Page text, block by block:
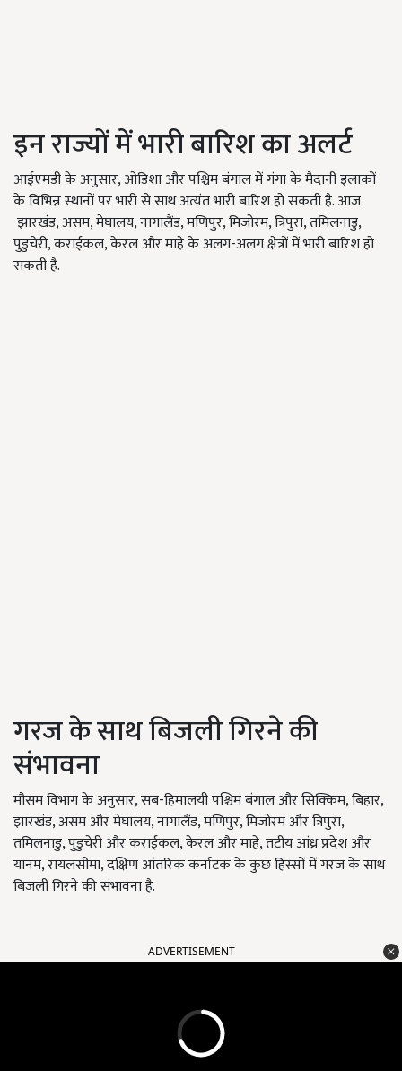
इन राज्यों में भारी बारिश का अलर्ट
आईएमडी के अनुसार, ओडिशा और पश्चिम बंगाल में गंगा के मैदानी इलाकों
के विभिन्न स्थानों पर भारी से साथ अत्यंत भारी बारिश हो सकती है. आज
झारखंड, असम, मेघालय, नागालैंड, मणिपुर, मिजोरम, त्रिपुरा, तमिलनाडु,
पुडुचेरी, कराईकल, केरल और माहे के अलग-अलग क्षेत्रों में भारी बारिश हो
सकती है.
गरज के साथ बिजली गिरने की
संभावना
मौसम विभाग के अनुसार, सब-हिमालयी पश्चिम बंगाल और सिक्किम, बिहार,
झारखंड, असम और मेघालय, नागालैंड, मणिपुर, मिजोरम और त्रिपुरा,
तमिलनाडु, पुडुचेरी और कराईकल, केरल और माहे, तटीय आंध्र प्रदेश और
यानम, रायलसीमा, दक्षिण आंतरिक कर्नाटक के कुछ हिस्सों में गरज के साथ
बिजली गिरने की संभावना है.
ADVERTISEMENT